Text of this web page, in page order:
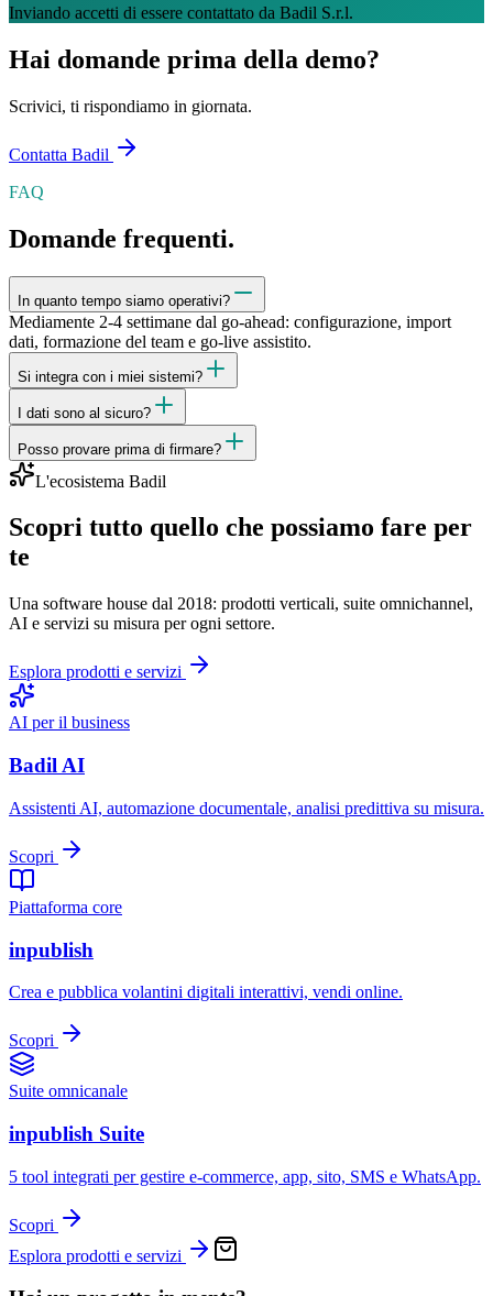
Inviando accetti di essere contattato da Badil S.r.l.
Hai domande prima della demo?
Scrivici, ti rispondiamo in giornata.
Contatta Badil
FAQ
Domande frequenti.
In quanto tempo siamo operativi?
Mediamente 2-4 settimane dal go-ahead: configurazione, import
dati, formazione del team e go-live assistito.
Si integra con i miei sistemi?
I dati sono al sicuro?
Posso provare prima di firmare?
L'ecosistema Badil
Scopri tutto quello che possiamo fare per
te
Una software house dal 2018: prodotti verticali, suite omnichannel,
AI e servizi su misura per ogni settore.
Esplora prodotti e servizi
AI per il business
Badil AI
Assistenti AI, automazione documentale, analisi predittiva su misura.
Scopri
Piattaforma core
inpublish
Crea e pubblica volantini digitali interattivi, vendi online.
Scopri
Suite omnicanale
inpublish Suite
5 tool integrati per gestire e-commerce, app, sito, SMS e WhatsApp.
Scopri
Esplora prodotti e servizi